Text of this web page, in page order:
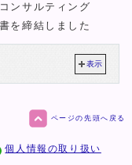
ンサルティング
を締結しました
表示
ページの先頭へ戻る
個人情報の取り扱い